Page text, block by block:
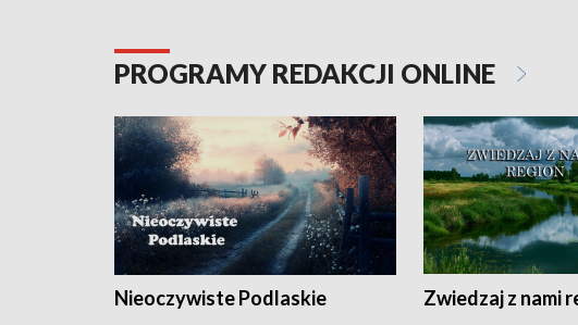
PROGRAMY REDAKCJI ONLINE
Nieoczywiste Podlaskie Zwiedzaj z nami